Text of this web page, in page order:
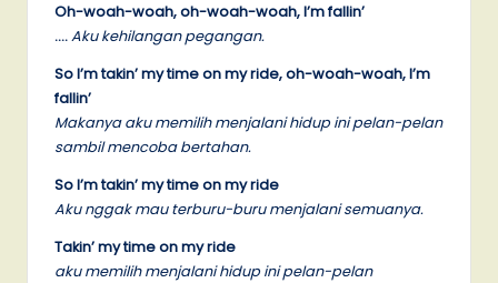
Oh-woah-woah, oh-woah-woah, I’m fallin’
….Aku kehilangan pegangan.
So I’m takin’ my time on my ride, oh-woah-woah, I’m
fallin’
Makanya aku memilih menjalani hidup ini pelan-pelan
sambil mencoba bertahan.
So I’m takin’ my time on my ride
Aku nggak mau terburu-buru menjalani semuanya.
Takin’ my time on my ride
aku memilih menjalani hidup ini pelan-pelan